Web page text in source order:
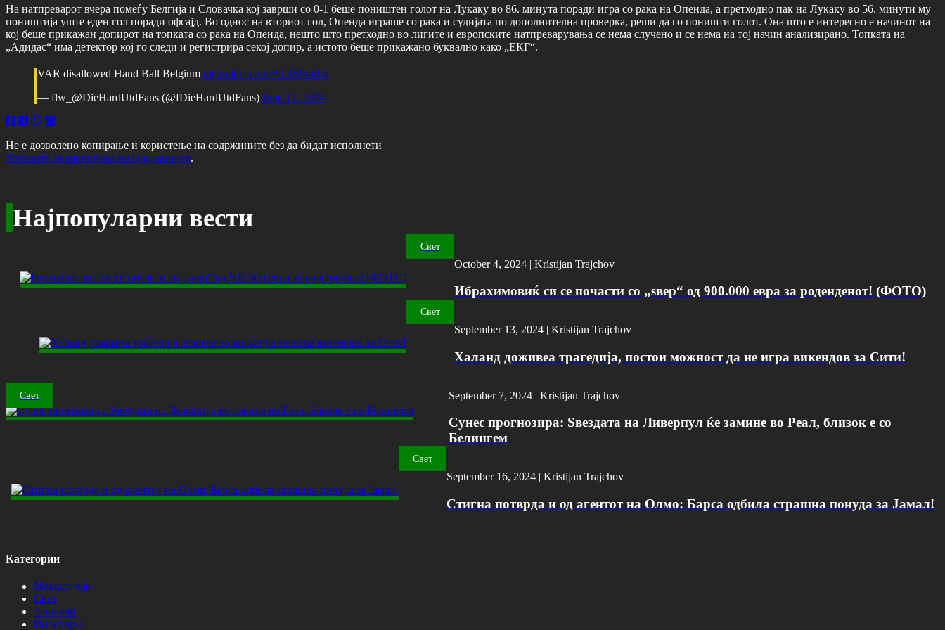
На натпреварот вчера помеѓу Белгија и Словачка кој заврши со 0-1 беше поништен голот на Лукаку во 86. минута поради игра со рака на Опенда, а претходно пак на Лукаку во 56. минути му
поништија уште еден гол поради офсајд. Во однос на вториот гол, Опенда играше со рака и судијата по дополнителна проверка, реши да го поништи голот. Она што е интересно е начинот на
кој беше прикажан допирот на топката со рака на Опенда, нешто што претходно во лигите и европските натпреварувања се нема случено и се нема на тој начин анализирано. Топката на
„Адидас“ има детектор кој го следи и регистрира секој допир, а истото беше прикажано буквално како „ЕКГ“.
VAR disallowed Hand Ball Belgium pic.twitter.com/BT3B9raiEx
— flw_@DieHardUtdFans (@fDieHardUtdFans) June 17, 2024
Не е дозволено копирање и користење на содржините без да бидат исполнети
Условите за користење на содржините.
Најпопуларни вести
Свет
October 4, 2024 | Kristijan Trajchov
Ибрахимовиќ си се почасти со „ѕвер“ од 900.000 евра за роденденот! (ФОТО)
Свет
September 13, 2024 | Kristijan Trajchov
Халанд доживеа трагедија, постои можност да не игра викендов за Сити!
Свет September 7, 2024 | Kristijan Trajchov
Сунес прогнозира: Ѕвездата на Ливерпул ќе замине во Реал, близок е со
Белингем
Свет
September 16, 2024 | Kristijan Trajchov
Стигна потврда и од агентот на Олмо: Барса одбила страшна понуда за Јамал!
Категории
Македонија
Свет
Анализи
Интервјуа